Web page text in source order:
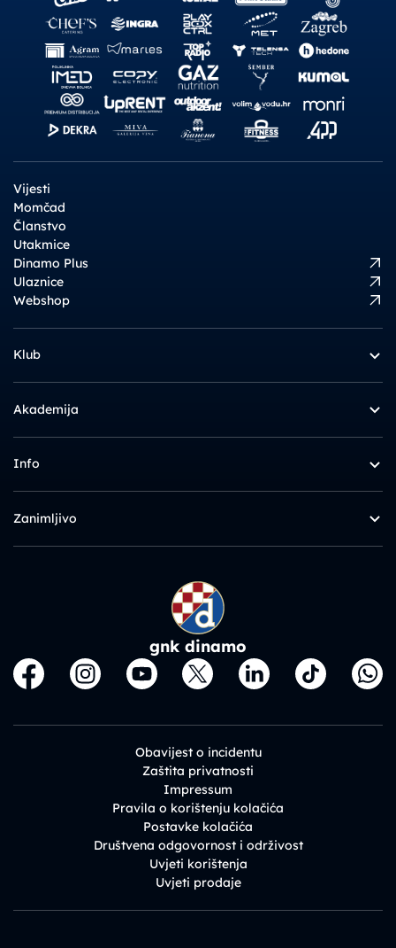
Vijesti
Momčad
Članstvo
Utakmice
Dinamo Plus
Ulaznice
Webshop
Klub
Akademija
Info
Zanimljivo
gnk dinamo
Obavijest o incidentu
Zaštita privatnosti
Impressum
Pravila o korištenju kolačića
Postavke kolačića
Društvena odgovornost i održivost
Uvjeti korištenja
Uvjeti prodaje